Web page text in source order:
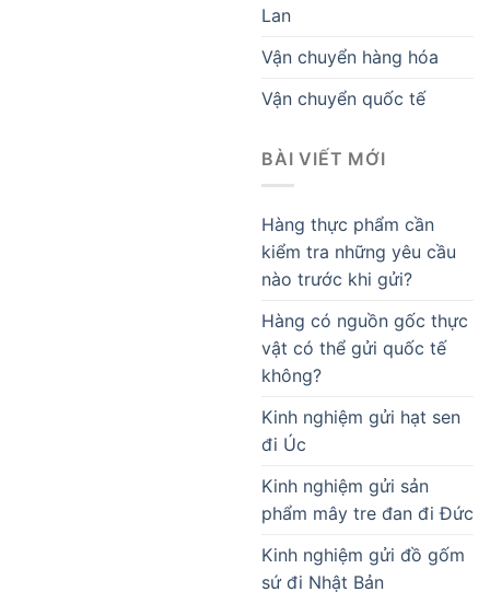
Lan
Vận chuyển hàng hóa
Vận chuyển quốc tế
BÀI VIẾT MỚI
Hàng thực phẩm cần
kiểm tra những yêu cầu
nào trước khi gửi?
Hàng có nguồn gốc thực
vật có thể gửi quốc tế
không?
Kinh nghiệm gửi hạt sen
đi Úc
Kinh nghiệm gửi sản
phẩm mây tre đan đi Đức
Kinh nghiệm gửi đồ gốm
sứ đi Nhật Bản